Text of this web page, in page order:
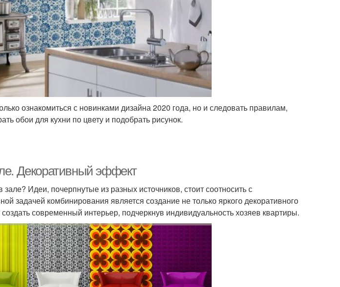
ознакомиться с новинками дизайна 2020 года, но и следовать правилам,
обои для кухни по цвету и подобрать рисунок.
Декоративный эффект
Идеи, почерпнутые из разных источников, стоит соотносить с
задачей комбинирования является создание не только яркого декоративного
современный интерьер, подчеркнув индивидуальность хозяев квартиры.